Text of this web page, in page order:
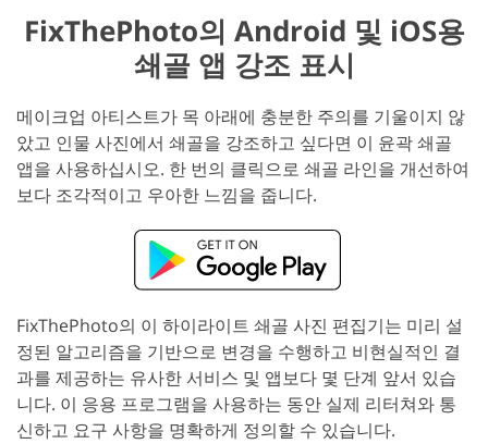
FixThePhoto의 Android 및 iOS용
쇄골 앱 강조 표시
메이크업 아티스트가 목 아래에 충분한 주의를 기울이지 않
았고 인물 사진에서 쇄골을 강조하고 싶다면 이 윤곽 쇄골
앱을 사용하십시오. 한 번의 클릭으로 쇄골 라인을 개선하여
보다 조각적이고 우아한 느낌을 줍니다.
FixThePhoto의 이 하이라이트 쇄골 사진 편집기는 미리 설
정된 알고리즘을 기반으로 변경을 수행하고 비현실적인 결
과를 제공하는 유사한 서비스 및 앱보다 몇 단계 앞서 있습
니다. 이 응용 프로그램을 사용하는 동안 실제 리터쳐와 통
신하고 요구 사항을 명확하게 정의할 수 있습니다.